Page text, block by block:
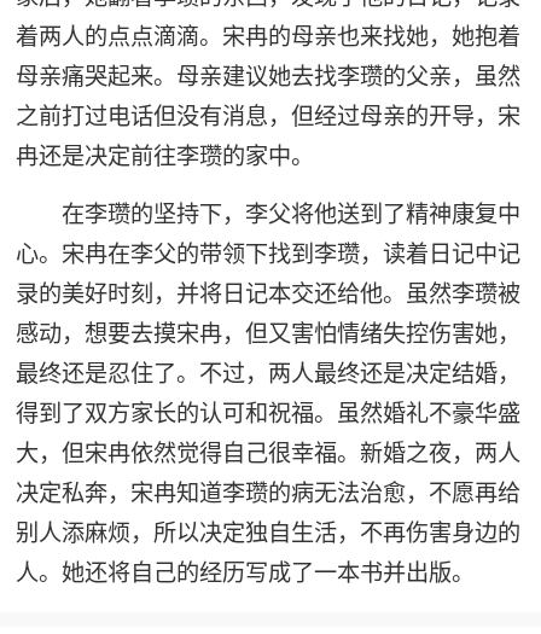
着两人的点点滴滴。宋冉的母亲也来找她，她抱着
母亲痛哭起来。母亲建议她去找李瓒的父亲，虽然
之前打过电话但没有消息，但经过母亲的开导，宋
冉还是决定前往李瓒的家中。
在李瓒的坚持下，李父将他送到了精神康复中
心。宋冉在李父的带领下找到李瓒，读着日记中记
录的美好时刻，并将日记本交还给他。虽然李瓒被
感动，想要去摸宋冉，但又害怕情绪失控伤害她，
最终还是忍住了。不过，两人最终还是决定结婚，
得到了双方家长的认可和祝福。虽然婚礼不豪华盛
大，但宋冉依然觉得自己很幸福。新婚之夜，两人
决定私奔，宋冉知道李瓒的病无法治愈，不愿再给
别人添麻烦，所以决定独自生活，不再伤害身边的
人。她还将自己的经历写成了一本书并出版。